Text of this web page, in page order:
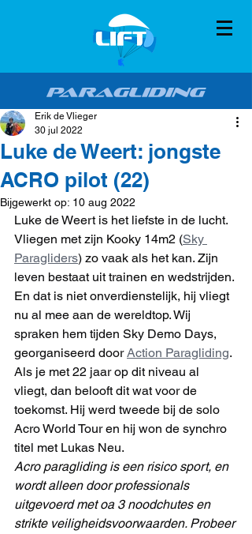
Luke de Weert: jongste
ACRO pilot (22)
Erik de Vlieger
30 jul 2022
Bijgewerkt op: 10 aug 2022
Luke de Weert is het liefste in de lucht.
Vliegen met zijn Kooky 14m2 (Sky
Paragliders) zo vaak als het kan. Zijn
leven bestaat uit trainen en wedstrijden.
En dat is niet onverdienstelijk, hij vliegt
nu al mee aan de wereldtop. Wij
spraken hem tijden Sky Demo Days,
georganiseerd door Action Paragliding.
Als je met 22 jaar op dit niveau al
vliegt, dan belooft dit wat voor de
toekomst. Hij werd tweede bij de solo
Acro World Tour en hij won de synchro
titel met Lukas Neu.
Acro paragliding is een risico sport, en
wordt alleen door professionals
uitgevoerd met oa 3 noodchutes en
strikte veiligheidsvoorwaarden. Probeer